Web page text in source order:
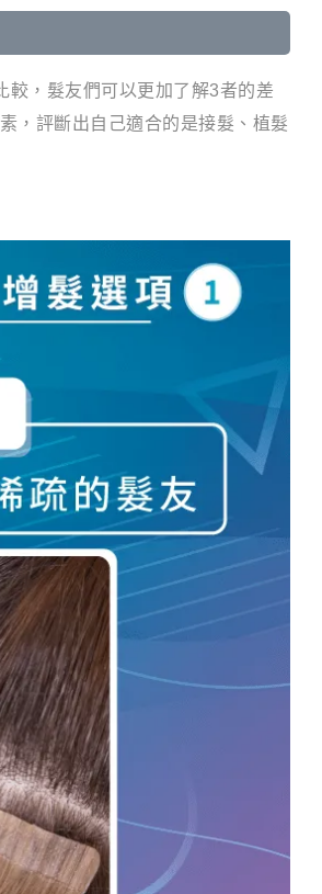
較，髮友們可以更加了解3者的差
，評斷出自己適合的是接髮、植髮